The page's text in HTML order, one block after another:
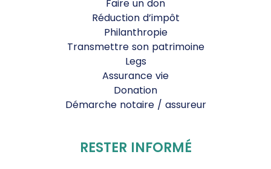
Faire un don
Réduction d’impôt
Philanthropie
Transmettre son patrimoine
Legs
Assurance vie
Donation
Démarche notaire / assureur
RESTER INFORMÉ